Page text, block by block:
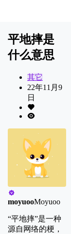
平地摔是
什么意思
其它
22年11月9
日
moyuooMoyuoo
“平地摔”是一种
源自网络的梗，